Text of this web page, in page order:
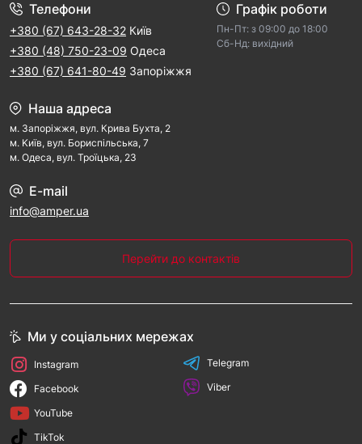
Телефони
+380 (67) 643-28-32 Київ
+380 (48) 750-23-09 Одеса
+380 (67) 641-80-49 Запоріжжя
Графік роботи
Пн-Пт: з 09:00 дo 18:00
Cб-Hд: виxідний
Наша адреса
м. Запорiжжя, вул. Крива Бухта, 2
м. Kиїв, вул. Бориспільська, 7
м. Одеса, вул. Троїцька, 23
E-mail
info@amper.ua
Перейти до контактів
Ми у соціальних мережах
Instagram
Facebook
YouTube
TikTok
Telegram
Viber